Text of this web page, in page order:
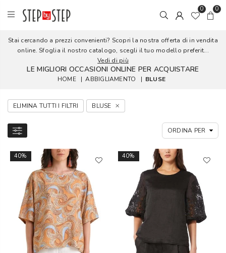
0 0
Stai cercando a prezzi convenienti? Scopri la nostra offerta di in vendita
online. Sfoglia il nostro catalogo, scegli il tuo modello preferit...
Vedi di più
LE MIGLIORI OCCASIONI ONLINE PER ACQUISTARE
HOME | ABBIGLIAMENTO | BLUSE
ELIMINA TUTTI I FILTRI BLUSE
40% 40%